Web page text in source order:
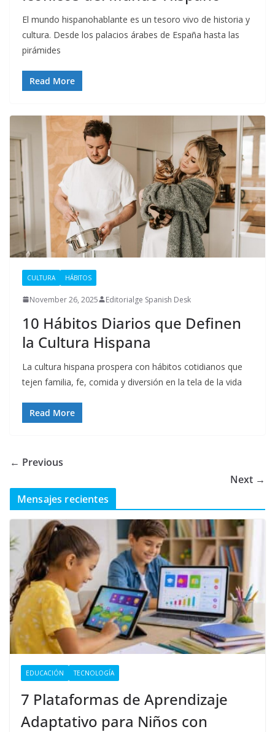
El mundo hispanohablante es un tesoro vivo de historia y
cultura. Desde los palacios árabes de España hasta las
pirámides
Read More
CULTURA HÁBITOS
November 26, 2025 Editorialge Spanish Desk
10 Hábitos Diarios que Definen
la Cultura Hispana
La cultura hispana prospera con hábitos cotidianos que
tejen familia, fe, comida y diversión en la tela de la vida
Read More
← Previous
Next →
Mensajes recientes
EDUCACIÓN TECNOLOGÍA
7 Plataformas de Aprendizaje
Adaptativo para Niños con